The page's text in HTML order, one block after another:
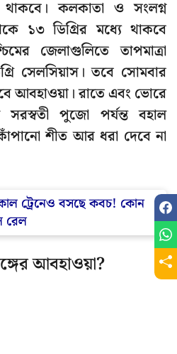
কলকাতা ও সংলগ্ন
১৩ ডিগ্রির মধ্যে থাকবে
জেলাগুলিতে তাপমাত্রা
সেলসিয়াস। তবে সোমবার
আবহাওয়া। রাতে এবং ভোরে
পুজো পর্যন্ত বহাল
শীত আর ধরা দেবে না
ট্রেনেও বসছে কবচ! কোন
রেল
আবহাওয়া?